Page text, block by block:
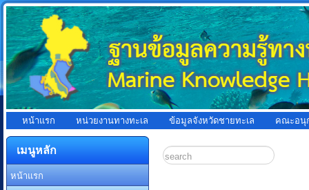
หน้าแรก หน่วยงานทางทะเล ข้อมูลจังหวัดชายทะเล คณะอนุ
เมนูหลัก
หน้าแรก